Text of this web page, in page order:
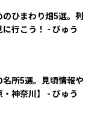
ひまわり畑5選。列
行こう！ - びゅう
名所5選。見頃情報や
神奈川】 - びゅう